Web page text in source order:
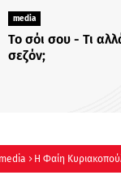
"Οι κόρες
Χρυσικού:
γεμάτη
media Η Φαίη